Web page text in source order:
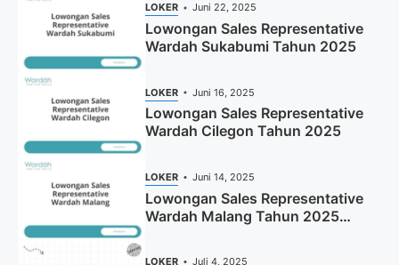
LOKER Juni 22, 2025
Lowongan Sales Representative
Wardah Sukabumi Tahun 2025
LOKER Juni 16, 2025
Lowongan Sales Representative
Wardah Cilegon Tahun 2025
LOKER Juni 14, 2025
Lowongan Sales Representative
Wardah Malang Tahun 2025
LOKER Juli 4, 2025